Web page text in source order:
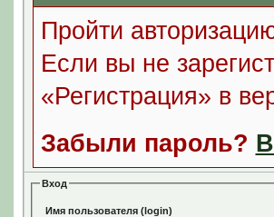
Пройти
Если вы не
«Регистрация» в
Забыли пароль?
Вход
Имя пользователя (login)